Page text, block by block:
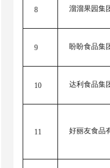
8 溜溜果园集
9 盼盼食品集
10 达利食品集
11 好丽友食品